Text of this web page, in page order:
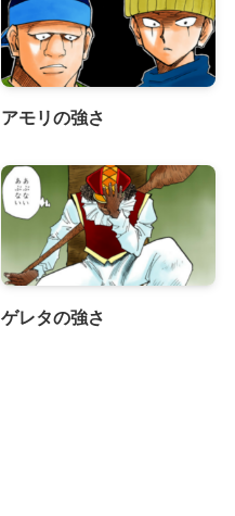
アモリの強さ
ゲレタの強さ